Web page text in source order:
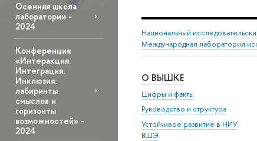
Осенняя школа
лаборатории -
2024
Конференция
«Интеракция.
Интеграция.
Инклюзия:
лабиринты
смыслов и
горизонты
возможностей» -
2024
Национальный
Международная лаборатория
О ВЫШКЕ
Цифры и факты
Руководство и структура
Устойчивое развитие в НИУ
ВШЭ